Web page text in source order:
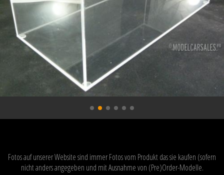
Fotos auf unserer Website sind immer Fotos vom Produkt das sie kaufen (sofern
nicht anders angegeben und mit Ausnahme von (Pre)Order-Modelle.